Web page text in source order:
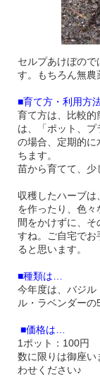
セルプあけぼの
す。もちろん無農
■育て方・利用方
育て方は、比較的
は、「ポット、
の場合、定期的に
ちます。
苗から育てて、少
収穫したハーブは
を作ったり、色
間をかけずに、
すね。ご自宅でお
ると思います。
■種類は…
今年度は、バジル
ル・ラベンダーの
■価格は…
1ポット：100円
数に限りは御座い
わせください♪